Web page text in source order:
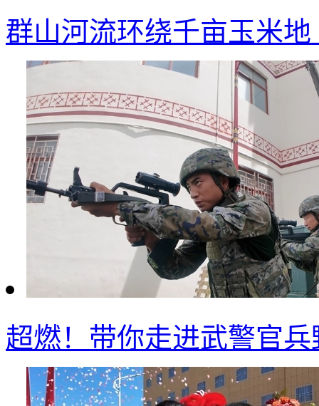
群山河流环绕千亩玉米地
超燃！带你走进武警官